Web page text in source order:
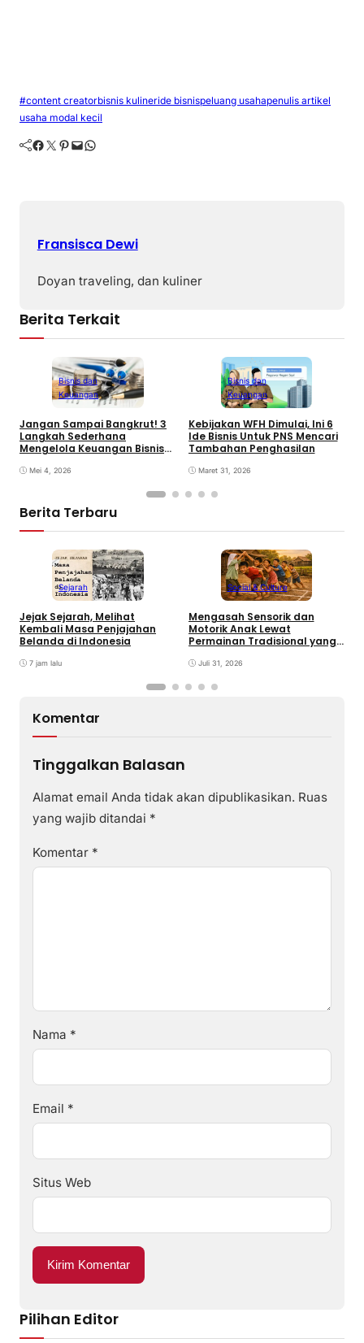
#content creatorbisnis kulineride bisnispeluang usahapenulis artikel
usaha modal kecil
Facebook Twitter Pinterest Mail WhatsApp
Fransisca Dewi
Doyan traveling, dan kuliner
Berita Terkait
Bisnis dan
Keuangan
Jangan Sampai Bangkrut! 3
Langkah Sederhana
Mengelola Keuangan Bisnis
Mei 4, 2026
Bisnis dan
Keuangan
Kebijakan WFH Dimulai, Ini 6
Ide Bisnis Untuk PNS Mencari
Tambahan Penghasilan
Maret 31, 2026
Berita Terbaru
Sejarah
Jejak Sejarah, Melihat
Kembali Masa Penjajahan
Belanda di Indonesia
7 jam lalu
Social & Culture
Mengasah Sensorik dan
Motorik Anak Lewat
Permainan Tradisional yang
Juli 31, 2026
Komentar
Tinggalkan Balasan
Alamat email Anda tidak akan dipublikasikan. Ruas
yang wajib ditandai *
Komentar *
Nama *
Email *
Situs Web
Pilihan Editor